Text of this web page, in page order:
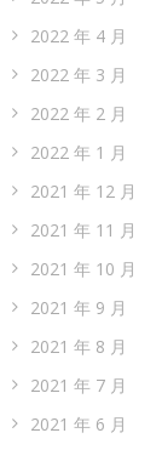
2022 年 4 月
2022 年 3 月
2022 年 2 月
2022 年 1 月
2021 年 12 月
2021 年 11 月
2021 年 10 月
2021 年 9 月
2021 年 8 月
2021 年 7 月
2021 年 6 月